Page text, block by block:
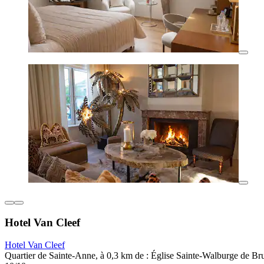
Hotel Van Cleef
Hotel Van Cleef
Quartier de Sainte-Anne, à 0,3 km de : Église Sainte-Walburge de